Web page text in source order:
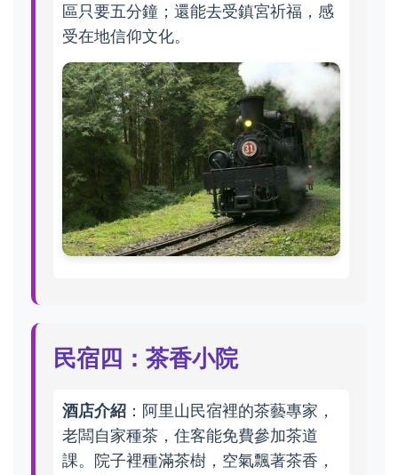
區只要五分鐘；還能去受鎮宮祈福，感
受在地信仰文化。
民宿四：茶香小院
酒店介紹 ：阿里山民宿裡的茶藝專家，
老闆自家種茶，住客能免費參加茶道
課。院子裡種滿茶樹，空氣飄著茶香，